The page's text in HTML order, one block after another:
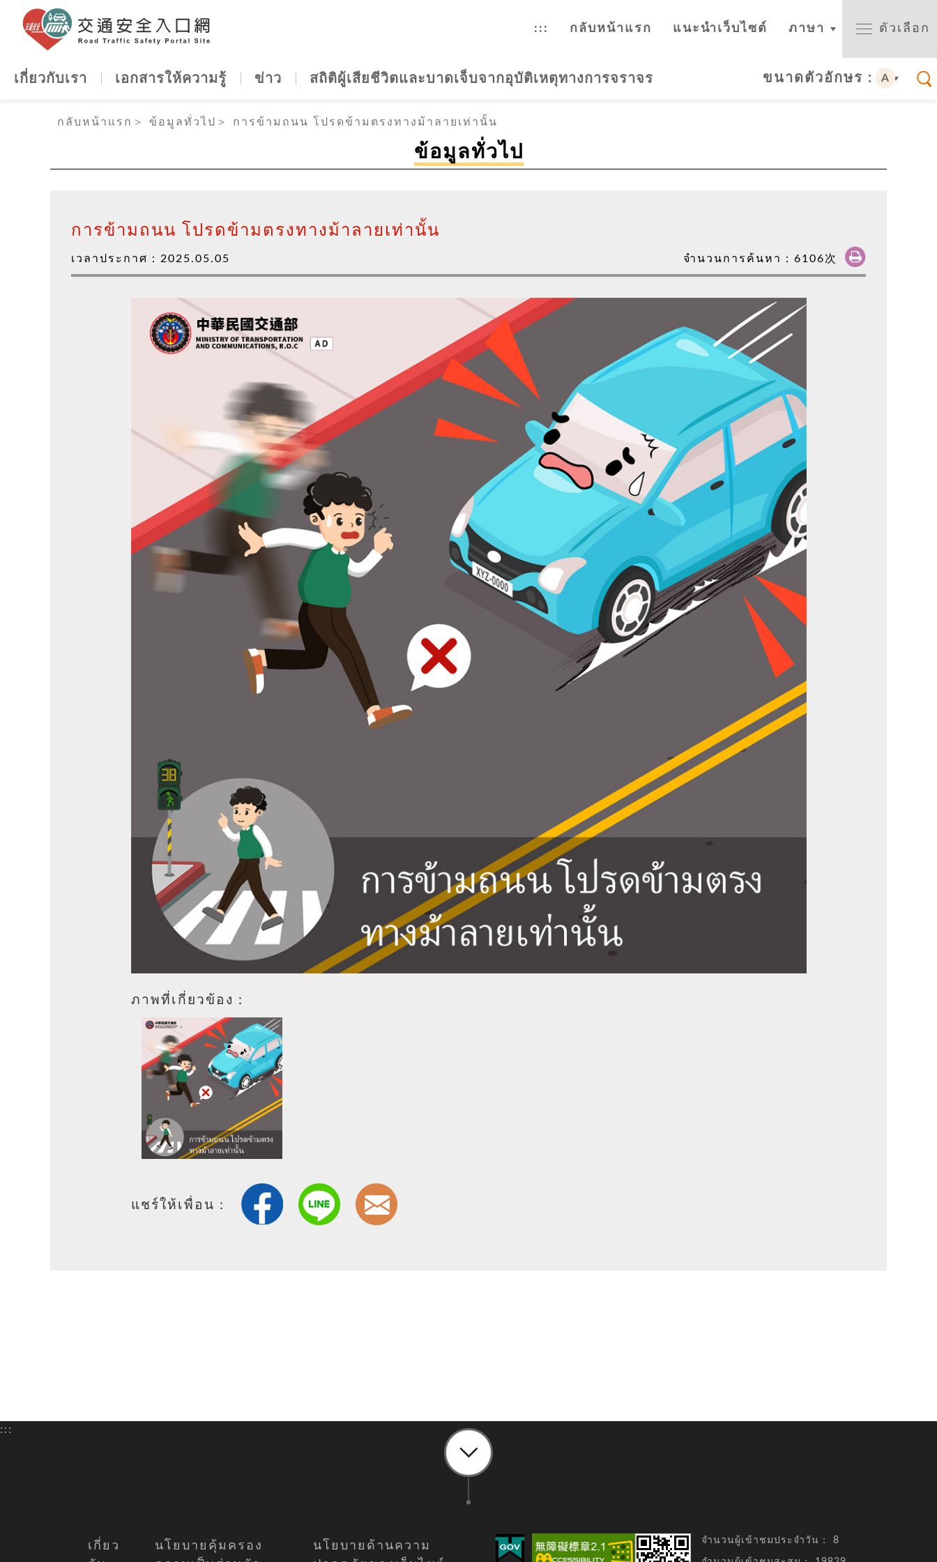
::: กลับหน้าแรก แนะนำเว็บไซต์ ภาษา ตัวเลือก
เกี่ยวกับเรา เอกสารให้ความรู้ ข่าว สถิติผู้เสียชีวิตและบาดเจ็บจากอุบัติเหตุทางการจราจร ขนาดตัวอักษร : A
กลับหน้าแรก ＞ ข้อมูลทั่วไป ＞ การข้ามถนน โปรดข้ามตรงทางม้าลายเท่านั้น
ข้อมูลทั่วไป
การข้ามถนน โปรดข้ามตรงทางม้าลายเท่านั้น
เวลาประกาศ： 2025.05.05 จำนวนการค้นหา： 6106次
ภาพที่เกี่ยวข้อง：
แชร์ให้เพื่อน：
:::
เกี่ยว
นโยบายคุ้มครอง
นโยบายด้านความ
จำนวนผู้เข้าชมประจำวัน：8